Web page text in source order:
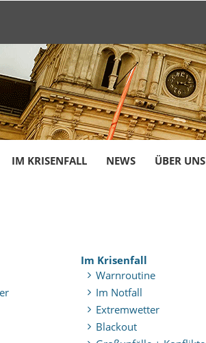
IM KRISENFALL NEWS ÜBER UNS
Im Krisenfall
Warnroutine
Im Notfall
Extremwetter
Blackout